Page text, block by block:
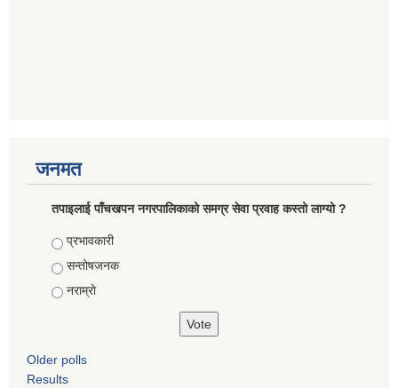
जनमत
तपाइलाई पाँचखपन नगरपालिकाको समग्र सेवा प्रवाह कस्तो लाग्यो ?
Choices
प्रभावकारी
सन्तोषजनक
नराम्राे
Older polls
Results